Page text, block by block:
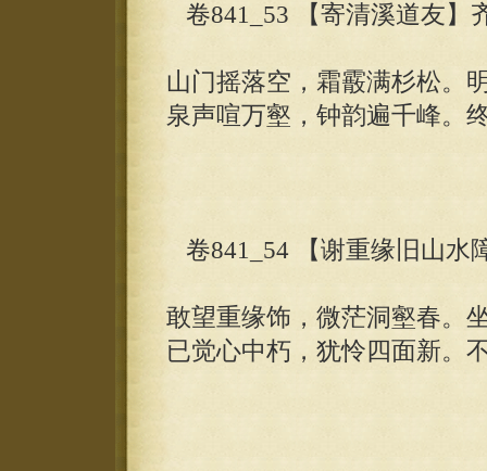
卷841_53 【寄清溪道友】
山门摇落空，霜霰满杉松。
泉声喧万壑，钟韵遍千峰。
卷841_54 【谢重缘旧山水
敢望重缘饰，微茫洞壑春。
已觉心中朽，犹怜四面新。